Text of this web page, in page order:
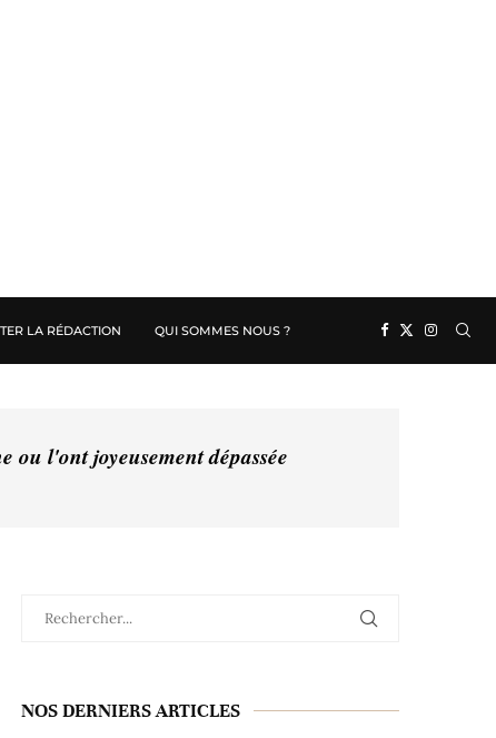
LA RÉDACTION QUI SOMMES NOUS ?
ou l'ont joyeusement dépassée
NOS DERNIERS ARTICLES